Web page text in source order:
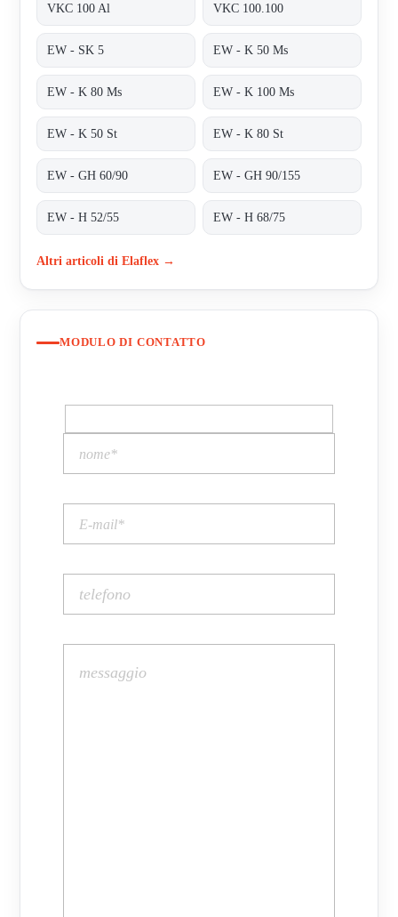
VKC 100 Al VKC 100.100
EW - SK 5 EW - K 50 Ms
EW - K 80 Ms EW - K 100 Ms
EW - K 50 St EW - K 80 St
EW - GH 60/90 EW - GH 90/155
EW - H 52/55 EW - H 68/75
Altri articoli di Elaflex →
MODULO DI CONTATTO